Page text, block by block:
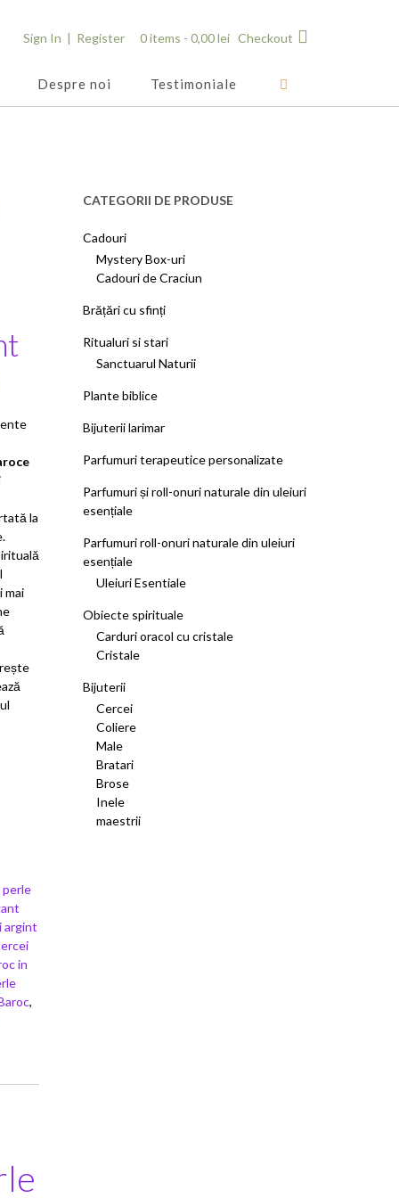
Sign In | Register 0 items - 0,00lei Checkout
Despre noi Testimoniale
la
mai
argint
in
,
CATEGORII DE PRODUSE
Cadouri
Mystery Box-uri
Cadouri de Craciun
Brățări cu sfinți
Ritualuri si stari
Sanctuarul Naturii
Plante biblice
Bijuterii larimar
Parfumuri terapeutice personalizate
Parfumuri și roll-onuri naturale din uleiuri
esențiale
Parfumuri roll-onuri naturale din uleiuri
esențiale
Uleiuri Esentiale
Obiecte spirituale
Carduri oracol cu cristale
Cristale
Bijuterii
Cercei
Coliere
Male
Bratari
Brose
Inele
maestrii